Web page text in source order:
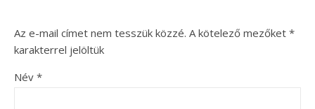
Az e-mail címet nem tesszük közzé. A kötelező mezőket *
karakterrel jelöltük
Név *